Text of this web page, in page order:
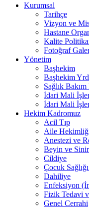
Kurumsal
Tarihçe
Vizyon ve
Hastane
Kalite
Fotoğraf
Yönetim
Başhekim
Başhekim
Sağlık
İdari Mali
İdari Mali
Hekim Kadromuz
Acil Tıp
Aile
Anestezi ve
Beyin ve
Cildiye
Çocuk
Dahiliye
Enfeksiyon
Fizik Tedavi
Genel Cerrahi